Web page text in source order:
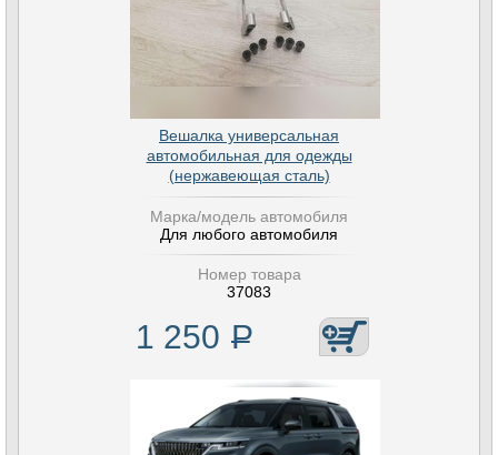
Вешалка универсальная
автомобильная для одежды
(нержавеющая сталь)
Марка/модель автомобиля
Для любого автомобиля
Номер товара
37083
1 250 Р